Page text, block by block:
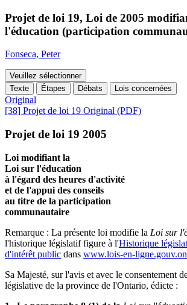
Projet de loi 19, Loi de 2005
l'éducation (participation
Fonseca, Peter
Veuillez sélectionner
Texte
Étapes Débats Lois concernées
Original
[38] Projet de loi 19 Original (PDF)
Projet de loi 19 2005
Loi modifiant la
Loi sur l'éducation
à l'égard des heures d'activité
et de l'appui des conseils
au titre de la participation
communautaire
Remarque : La présente loi modifie la Loi sur
l'historique législatif figure à l'Historique
d'intérêt public dans www.lois-en-
Sa Majesté, sur l'avis et avec le consentement
législative de la province de l'Ontario, édicte :